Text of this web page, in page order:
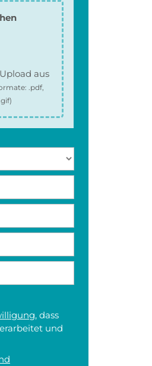
aus
.pdf,
)
, dass
und